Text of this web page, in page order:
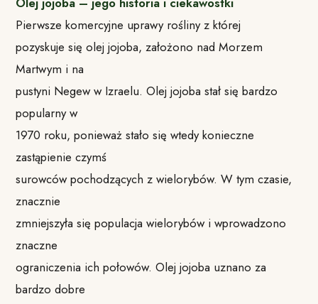
Pierwsze komercyjne uprawy rośliny z której
pozyskuje się olej jojoba, założono nad Morzem
Martwym i na
pustyni Negew w Izraelu. Olej jojoba stał się bardzo
popularny w
1970 roku, ponieważ stało się wtedy konieczne
zastąpienie czymś
surowców pochodzących z wielorybów. W tym czasie,
znacznie
zmniejszyła się populacja wielorybów i wprowadzono
znaczne
ograniczenia ich połowów. Olej jojoba uznano za
bardzo dobre